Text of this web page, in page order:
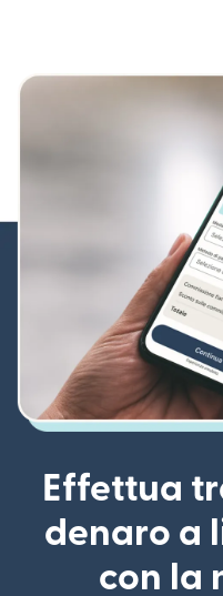
Effettua
denaro a
con la